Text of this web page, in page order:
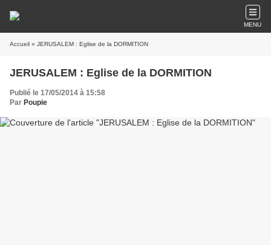
MENU
Accueil » JERUSALEM : Eglise de la DORMITION
JERUSALEM : Eglise de la DORMITION
Publié le 17/05/2014 à 15:58
Par Poupie